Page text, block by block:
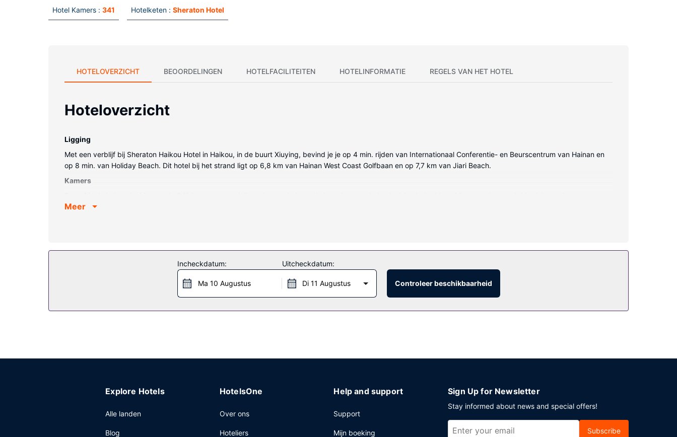
Hotel Kamers : 341 Hotelketen : Sheraton Hotel
HOTELOVERZICHT BEOORDELINGEN HOTELFACILITEITEN HOTELINFORMATIE REGELS VAN HET HOTEL
Hoteloverzicht
Ligging
Met een verblijf bij Sheraton Haikou Hotel in Haikou, in de buurt Xiuying, bevind je je op 4 min. rijden van Internationaal Conferentie- en Beurscentrum van Hainan en
op 8 min. van Holiday Beach. Dit hotel bij het strand ligt op 6,8 km van Hainan West Coast Golfbaan en op 7,7 km van Jiari Beach.
Kamers
beddengoed. Alle kamers hebben een balkon. Dankzij wifi of kabelinternet blijf je online terwijl satellietzenders voor het kijkplezier zorgen. Alle badkamers beschikken
cadeauwinkels/kiosken. Gasten kunnen met de gratis shuttlebus de plaatselijke winkels bezoeken.
Ga iets eten bij Breeze, een van de 3 restaurants van dit hotel, of blijf lekker binnen en profiteer van de 24-uurs roomservice. Er zijn ook snacks beschikbaar in de
koffiebar/het café. Bestel je favoriete drankje in een bar/lounge. Dagelijks kun je tegen betaling genieten van een lekker ontbijtbuffet, dat geserveerd wordt van
06.00 uur tot 10.30 uur.
Meer
Incheckdatum:
Ma 10 Augustus
Uitcheckdatum:
Di 11 Augustus Controleer beschikbaarheid
Explore Hotels
Alle landen
Blog
HotelsOne
Over ons
Hoteliers
Help and support
Support
Mijn boeking
Sign Up for Newsletter
Stay informed about news and special offers!
Subscribe